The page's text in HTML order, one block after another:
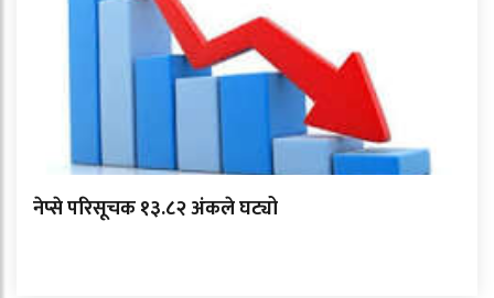
नेप्से परिसूचक १३.८२ अंकले घट्यो